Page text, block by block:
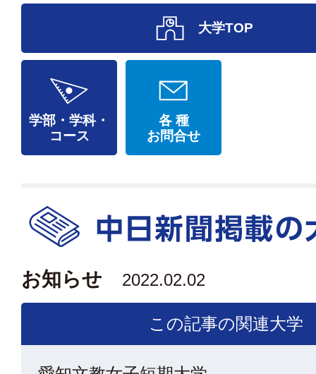
大学TOP
学部・学科・
コース
各 種
お問合せ
お知らせ 2022.02.02
この記事の関連大学